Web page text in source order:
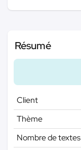
Résumé
Client
Thème
Nombre de textes